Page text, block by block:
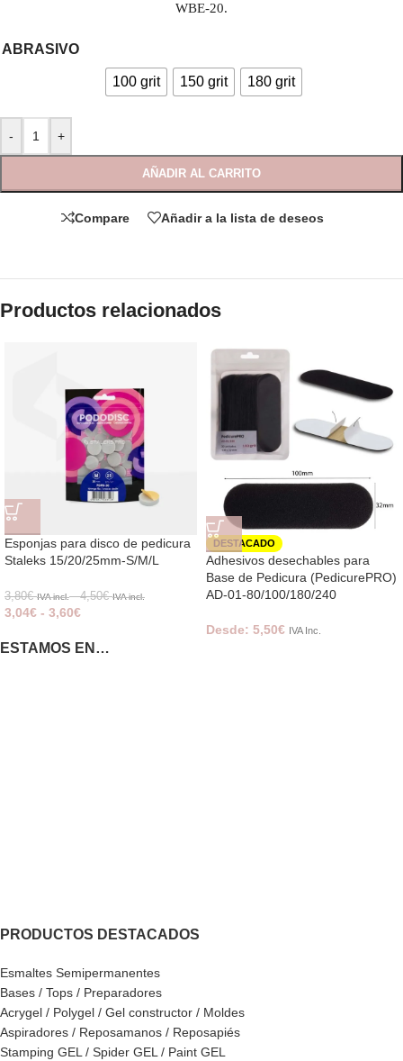
WBE-20.
ABRASIVO
100 grit 150 grit 180 grit
- +
AÑADIR AL CARRITO
Compare Añadir a la lista de deseos
Productos relacionados
Esponjas para disco de pedicura
Staleks 15/20/25mm-S/M/L
3,80€ IVA incl. - 4,50€ IVA incl.
3,04€ - 3,60€
DESTACADO
Adhesivos desechables para
Base de Pedicura (PedicurePRO)
AD-01-80/100/180/240
Desde: 5,50€ IVA Inc.
ESTAMOS EN…
PRODUCTOS DESTACADOS
Esmaltes Semipermanentes
Bases / Tops / Preparadores
Acrygel / Polygel / Gel constructor / Moldes
Aspiradores / Reposamanos / Reposapiés
Stamping GEL / Spider GEL / Paint GEL